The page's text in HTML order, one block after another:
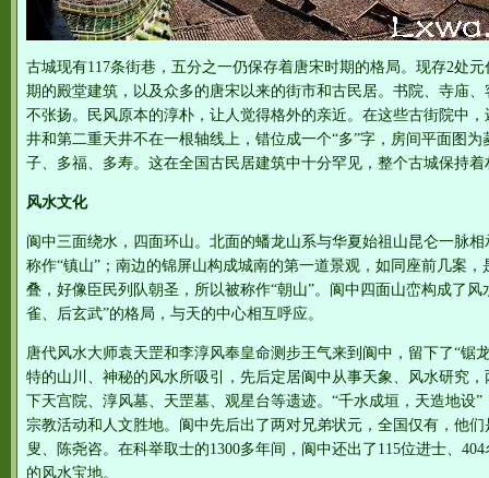
古城现有117条街巷，五分之一仍保存着唐宋时期的格局。现存2处
期的殿堂建筑，以及众多的唐宋以来的街市和古民居。书院、寺庙
不张扬。民风原本的淳朴，让人觉得格外的亲近。在这些古街院中
井和第二重天井不在一根轴线上，错位成一个“多”字，房间平面图
子、多福、多寿。这在全国古民居建筑中十分罕见，整个古城保持
风水文化
阆中三面绕水，四面环山。北面的蟠龙山系与华夏始祖山昆仑一脉
称作“镇山”；南边的锦屏山构成城南的第一道景观，如同座前几案
叠，好像臣民列队朝圣，所以被称作“朝山”。阆中四面山峦构成了
雀、后玄武”的格局，与天的中心相互呼应。
唐代风水大师袁天罡和李淳风奉皇命测步王气来到阆中，留下了“锯
特的山川、神秘的风水所吸引，先后定居阆中从事天象、风水研究
下天宫院、淳风墓、天罡墓、观星台等遗迹。“千水成垣，天造地设
宗教活动和人文胜地。阆中先后出了两对兄弟状元，全国仅有，他
叟、陈尧咨。在科举取士的1300多年间，阆中还出了115位进士、
的风水宝地。